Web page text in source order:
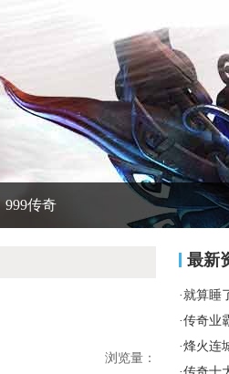
999传奇
浏览量：
最新
·就算睡
·传奇业
·烽火连